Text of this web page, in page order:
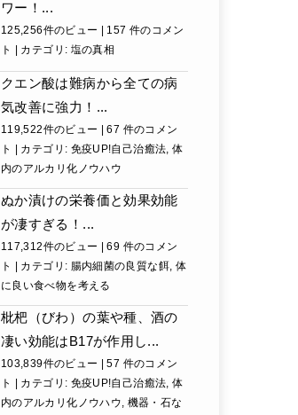
ワー！...
125,256件のビュー
157 件のコメン
ト
カテゴリ: 塩の真相
クエン酸は難病から全ての病
気改善に強力！...
119,522件のビュー |67 件のコメン
ト
カテゴリ: 免疫UP!自己治癒法 ,体
内のアルカリ化ノウハウ
ぬか漬けの栄養価と効果効能
が凄すぎる！...
117,312件のビュー |69 件のコメン
ト
カテゴリ: 腸内細菌の良質な餌, 体
に良い食べ物を考える
枇杷（びわ）の葉や種、酒の
凄い効能はB17が作用し...
103,839件のビュー |57 件のコメン
ト
| カテゴリ: 免疫UP!自己治癒法 ,体
内のアルカリ化ノウハウ
機器・石な